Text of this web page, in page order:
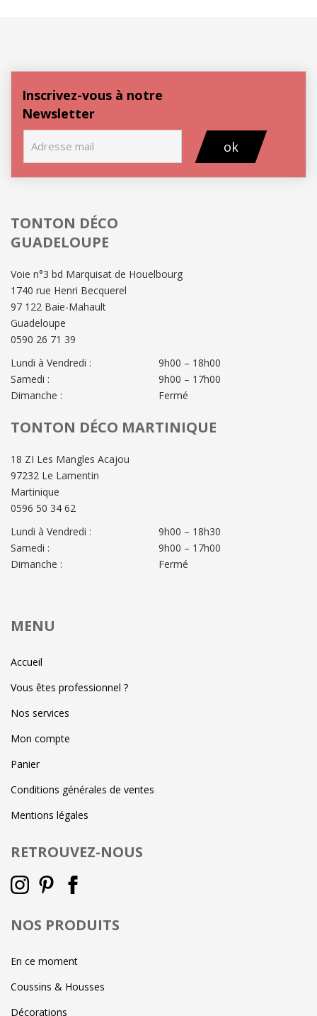
Inscrivez-vous à notre
Newsletter
ok
TONTON DÉCO
GUADELOUPE
Voie n°3 bd Marquisat de Houelbourg
1740 rue Henri Becquerel
97 122 Baie-Mahault
Guadeloupe
0590 26 71 39
Lundi à Vendredi :
Samedi :
Dimanche :
9h00 – 18h00
9h00 – 17h00
Fermé
TONTON DÉCO MARTINIQUE
18 ZI Les Mangles Acajou
97232 Le Lamentin
Martinique
0596 50 34 62
Lundi à Vendredi :
Samedi :
Dimanche :
9h00 – 18h30
9h00 – 17h00
Fermé
MENU
Accueil
Vous êtes professionnel ?
Nos services
Mon compte
Panier
Conditions générales de ventes
Mentions légales
RETROUVEZ-NOUS
NOS PRODUITS
En ce moment
Coussins & Housses
Décorations